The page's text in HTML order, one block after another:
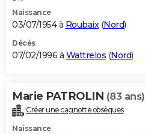
Naissance
03/07/1954 à Roubaix(Nord)
Décès
07/02/1996 à Wattrelos (Nord)
Marie PATROLIN (83 ans)
Créer une cagnotte obsèques
Naissance